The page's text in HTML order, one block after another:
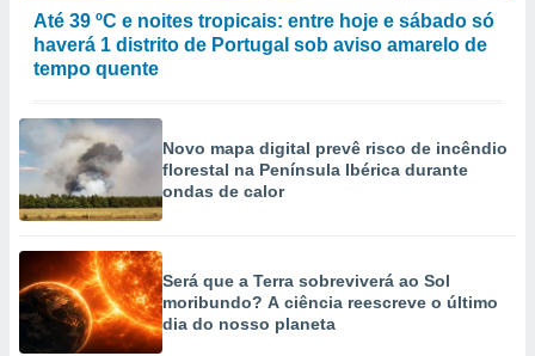
ou aceder
para
utilizar
criar
Até 39 ºC e noites tropicais: entre hoje e sábado só
haverá 1 distrito de Portugal sob aviso amarelo de
tempo quente
Novo mapa digital prevê risco de incêndio
florestal na Península Ibérica durante
ondas de calor
Será que a Terra sobreviverá ao Sol
moribundo? A ciência reescreve o último
dia do nosso planeta